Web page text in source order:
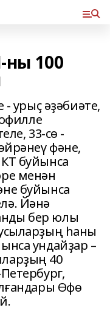
ны 100
урыҫ әҙәбиәте,
33-сө -
фәне,
буйынса
менән
буйынса
Йәнә
бер юлы
һаны
ундайҙар –
40
Өфө